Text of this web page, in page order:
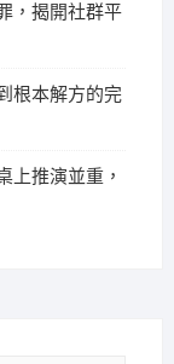
，揭開社群平
根本解方的完
上推演並重，